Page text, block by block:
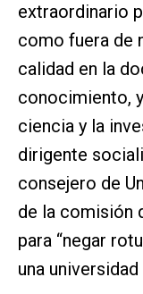
extraordinario
como fuera de
calidad en la
conocimiento,
ciencia y la
dirigente
consejero de
de la comisión
para “negar
una